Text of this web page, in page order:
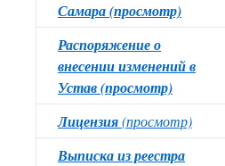
Самара (просмотр)
Распоряжение о
внесении изменений в
Устав (просмотр)
Лицензия(просмотр)
Выписка из реестра